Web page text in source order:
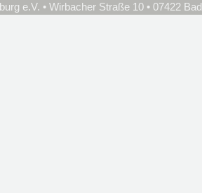
e.V. • Wirbacher Straße 10 • 07422